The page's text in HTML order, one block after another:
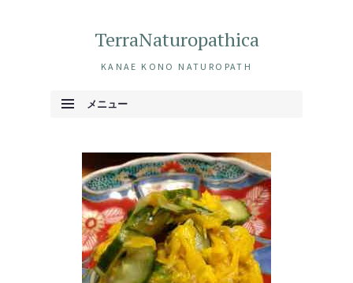
TerraNaturopathica
KANAE KONO NATUROPATH
メニュー